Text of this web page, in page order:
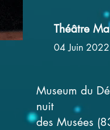
Théâtre
04 Juin 2022
Museum du
nuit
des Musées